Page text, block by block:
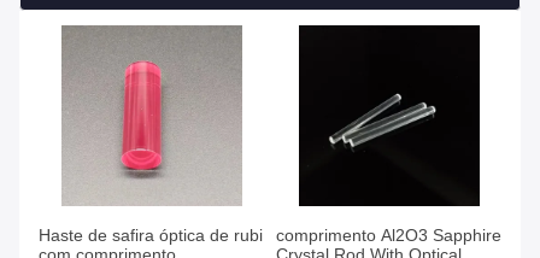
Haste de safira óptica de rubi
comprimento Al2O3 Sapphire